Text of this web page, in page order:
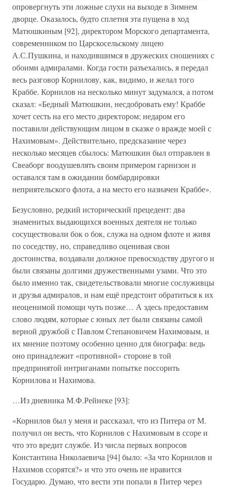
опровергнуть эти ложные слухи на выходе в Зимнем
дворце. Оказалось, будто сплетня эта пущена в ход
Матюшкиным [92], директором Морского департамента,
современником по Царскосельскому лицею
А.С.Пушкина, и находившимся в дружеских сношениях с
обоими адмиралами. Когда гости разъехались, я передал
весь разговор Корнилову, как, видимо, и желал того
Краббе. Корнилов на несколько минут задумался, а потом
сказал: «Бедный Матюшкин, несдобровать ему! Краббе
хочет сесть на его место директором; недаром его
поставили действующим лицом в сказке о вражде моей с
Нахимовым». Действительно, предсказание через
несколько месяцев сбылось: Матюшкин был отправлен в
Свеаборг воодушевлять своим примером гарнизон и
оставался там в ожидании бомбардировки
неприятельского флота, а на место его назначен Краббе».
Безусловно, редкий исторический прецедент: два
знаменитых выдающихся военных деятеля не только
сосуществовали бок о бок, служа на одном флоте и живя
по соседству, но, справедливо оценивая свои
достоинства, воздавали должное превосходству другого и
были связаны долгими дружественными узами. Что это
было именно так, свидетельствовали многие сослуживцы
и друзья адмиралов, и нам ещё предстоит обратиться к их
неоценимой помощи чуть позже… А здесь предоставим
слово людям, которые с юных лет были связаны самой
верной дружбой с Павлом Степановичем Нахимовым, и
их мнение поэтому особенно ценно для биографа: ведь
оно принадлежит «противной» стороне в той
предпринятой интриганами попытке поссорить
Корнилова и Нахимова.
…Из дневника М.Ф.Рейнеке [93]:
«Корнилов был у меня и рассказал, что из Питера от М.
получил он весть, что Корнилов с Нахимовым в ссоре и
что это вредит службе. Из числа первых вопросов
Константина Николаевича [94] было: «За что Корнилов и
Нахимов ссорятся?» и что это очень не нравится
Государю. Думаю, что вести эти попали в Питер через